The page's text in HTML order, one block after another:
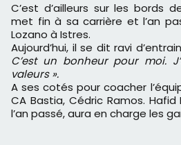
C’est d’ailleurs sur les bords
met fin à sa carrière et l’an
Lozano à Istres.
Aujourd’hui, il se dit ravi
C’est un bonheur pour moi.
valeurs ».
A ses cotés pour coacher
CA Bastia, Cédric Ramos. Hafid
l’an passé, aura en charge les